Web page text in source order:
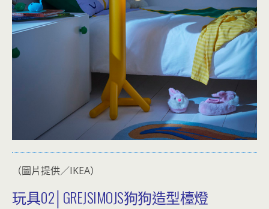
（圖片提供／IKEA）
玩具02│GREJSIMOJS狗狗造型檯燈